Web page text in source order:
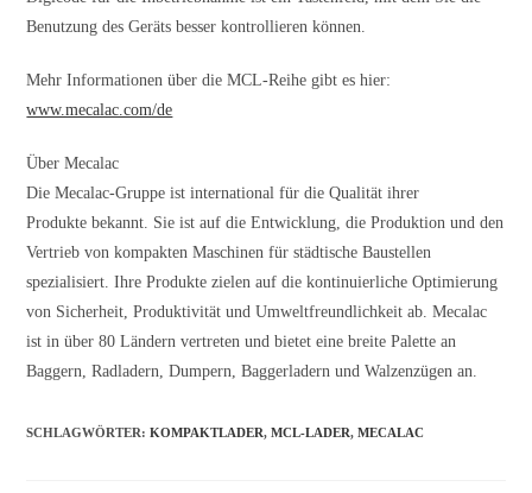
Benutzung des Geräts besser kontrollieren können.
Mehr Informationen über die MCL-Reihe gibt es hier:
www.mecalac.com/de
Über Mecalac
Die Mecalac-Gruppe ist international für die Qualität ihrer
Produkte bekannt. Sie ist auf die Entwicklung, die Produktion und den
Vertrieb von kompakten Maschinen für städtische Baustellen
spezialisiert. Ihre Produkte zielen auf die kontinuierliche Optimierung
von Sicherheit, Produktivität und Umweltfreundlichkeit ab. Mecalac
ist in über 80 Ländern vertreten und bietet eine breite Palette an
Baggern, Radladern, Dumpern, Baggerladern und Walzenzügen an.
SCHLAGWÖRTER:KOMPAKTLADER, MCL-LADER, MECALAC